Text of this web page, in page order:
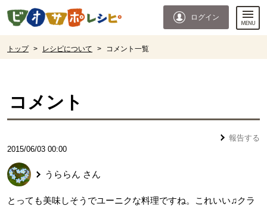
ページの先頭です。
ログイン
トップ > レシピについて > コメント一覧
コメント
報告する
2015/06/03 00:00
うららん さん
とっても美味しそうでユーニクな料理ですね。これいい♫クラ